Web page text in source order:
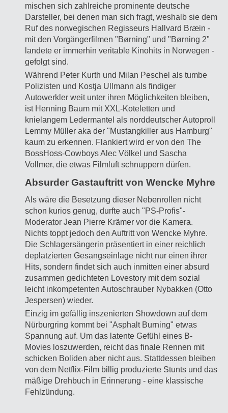
mischen sich zahlreiche prominente deutsche
Darsteller, bei denen man sich fragt, weshalb sie dem
Ruf des norwegischen Regisseurs Hallvard Bræin -
mit den Vorgängerfilmen "Børning" und "Børning 2"
landete er immerhin veritable Kinohits in Norwegen -
gefolgt sind.
Während Peter Kurth und Milan Peschel als tumbe
Polizisten und Kostja Ullmann als findiger
Autowerkler weit unter ihren Möglichkeiten bleiben,
ist Henning Baum mit XXL-Koteletten und
knielangem Ledermantel als norddeutscher Autoproll
Lemmy Müller aka der "Mustangkiller aus Hamburg"
kaum zu erkennen. Flankiert wird er von den The
BossHoss-Cowboys Alec Völkel und Sascha
Vollmer, die etwas Filmluft schnuppern dürfen.
Absurder Gastauftritt von Wencke Myhre
Als wäre die Besetzung dieser Nebenrollen nicht
schon kurios genug, durfte auch "PS-Profis"-
Moderator Jean Pierre Krämer vor die Kamera.
Nichts toppt jedoch den Auftritt von Wencke Myhre.
Die Schlagersängerin präsentiert in einer reichlich
deplatzierten Gesangseinlage nicht nur einen ihrer
Hits, sondern findet sich auch inmitten einer absurd
zusammen gedichteten Lovestory mit dem sozial
leicht inkompetenten Autoschrauber Nybakken (Otto
Jespersen) wieder.
Einzig im gefällig inszenierten Showdown auf dem
Nürburgring kommt bei "Asphalt Burning" etwas
Spannung auf. Um das latente Gefühl eines B-
Movies loszuwerden, reicht das finale Rennen mit
schicken Boliden aber nicht aus. Stattdessen bleiben
von dem Netflix-Film billig produzierte Stunts und das
mäßige Drehbuch in Erinnerung - eine klassische
Fehlzündung.